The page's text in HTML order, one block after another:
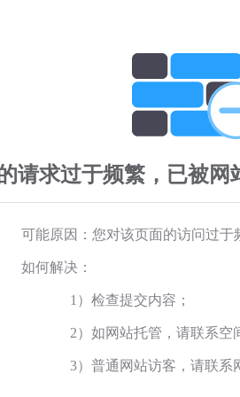
请求过于频繁，已被网
可能原因：您对该页面的访问过于
如何解决：
1）检查提交内容；
2）如网站托管，请联系空
3）普通网站访客，请联系